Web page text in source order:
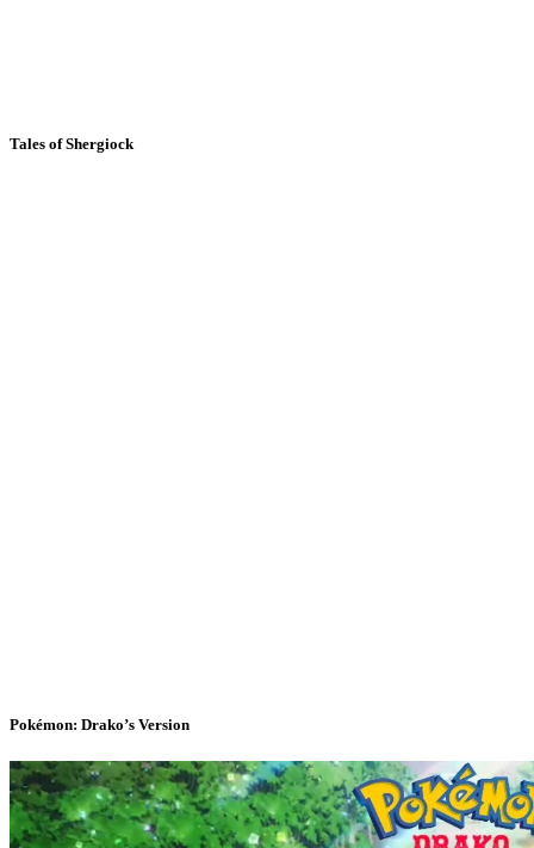
Tales of Shergiock
Pokémon: Drako’s Version